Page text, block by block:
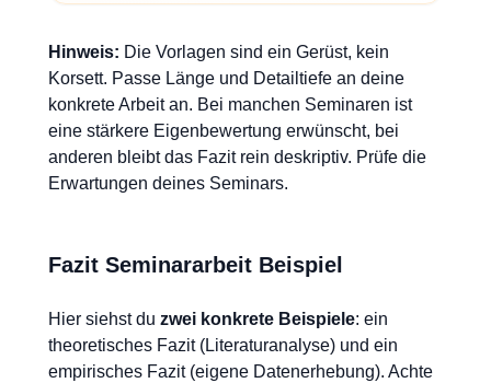
Hinweis: Die Vorlagen sind ein Gerüst, kein
Korsett. Passe Länge und Detailtiefe an deine
konkrete Arbeit an. Bei manchen Seminaren ist
eine stärkere Eigenbewertung erwünscht, bei
anderen bleibt das Fazit rein deskriptiv. Prüfe die
Erwartungen deines Seminars.
Fazit Seminararbeit Beispiel
Hier siehst du zwei konkrete Beispiele: ein
theoretisches Fazit (Literaturanalyse) und ein
empirisches Fazit (eigene Datenerhebung). Achte